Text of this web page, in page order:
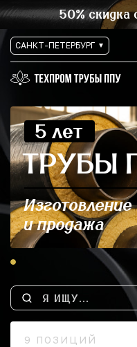
50% скидка
САНКТ-ПЕТЕРБУРГ
5 лет
ТРУБЫ
Изготовление
и продажа
9 ПОЗИЦИЙ